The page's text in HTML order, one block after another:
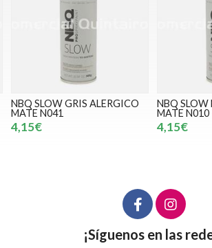
SLOW GRIS ALERGICO
N041
NBQ SLOW
MATE N010
4,15€
¡Síguenos en las